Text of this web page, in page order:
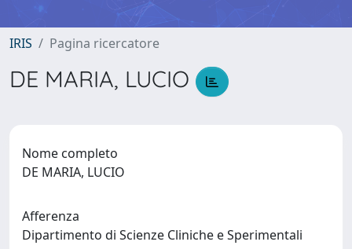
IRIS Pagina ricercatore
DE MARIA, LUCIO
Nome completo
DE MARIA, LUCIO
Afferenza
Dipartimento di Scienze Cliniche e Sperimentali